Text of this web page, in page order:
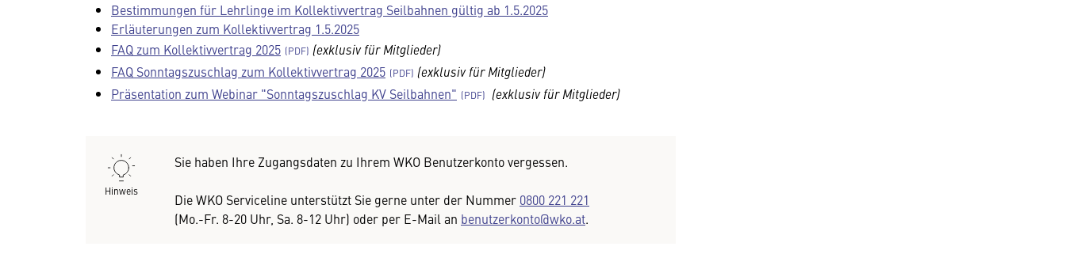
Bestimmungen für Lehrlinge im Kollektivvertrag Seilbahnen gültig ab 1.5.2025
Erläuterungen zum Kollektivvertrag 1.5.2025
FAQ zum Kollektivvertrag 2025
(exklusiv für Mitglieder)
FAQ Sonntagszuschlag zum Kollektivvertrag 2025
(exklusiv für Mitglieder)
Präsentation zum Webinar "Sonntagszuschlag KV Seilbahnen"
(exklusiv für Mitglieder)
Hinweis
Sie haben Ihre Zugangsdaten zu Ihrem WKO Benutzerkonto vergessen.
Die WKO Serviceline unterstützt Sie gerne unter der Nummer 0800 221 221
(Mo.-Fr. 8-20 Uhr, Sa. 8-12 Uhr) oder per E-Mail an benutzerkonto@wko.at.